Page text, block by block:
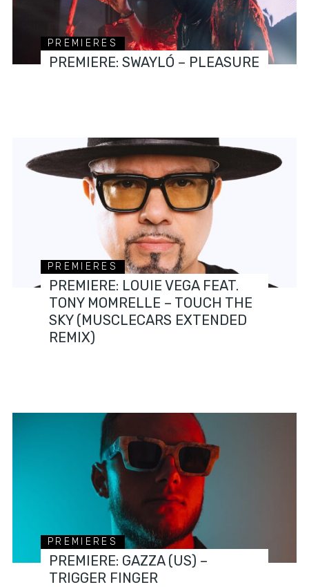
PREMIERES
PREMIERE: SWAYLÓ – PLEASURE
PREMIERES
PREMIERE: LOUIE VEGA FEAT.
TONY MOMRELLE – TOUCH THE
SKY (MUSCLECARS EXTENDED
REMIX)
PREMIERES
PREMIERE: GAZZA (US) –
TRIGGER FINGER